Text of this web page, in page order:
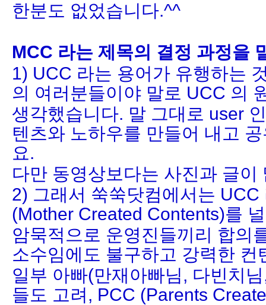
한분도 없었습니다.^^
MCC 라는 제목의 결정 과정을
1) UCC 라는 용어가 유행하는
의 여러분들이야 말로 UCC 의
생각했습니다. 말 그대로 user
텐츠와 노하우를 만들어 내고
요.
다만 동영상보다는 사진과 글이
2) 그래서 쑥쑥닷컴에서는
(Mother Created Contents)를
암묵적으로 운영진들끼리 합의
소수임에도 불구하고 강력한 컨
일부 아빠(만재아빠님, 다빈치
들도 고려, PCC (Parents